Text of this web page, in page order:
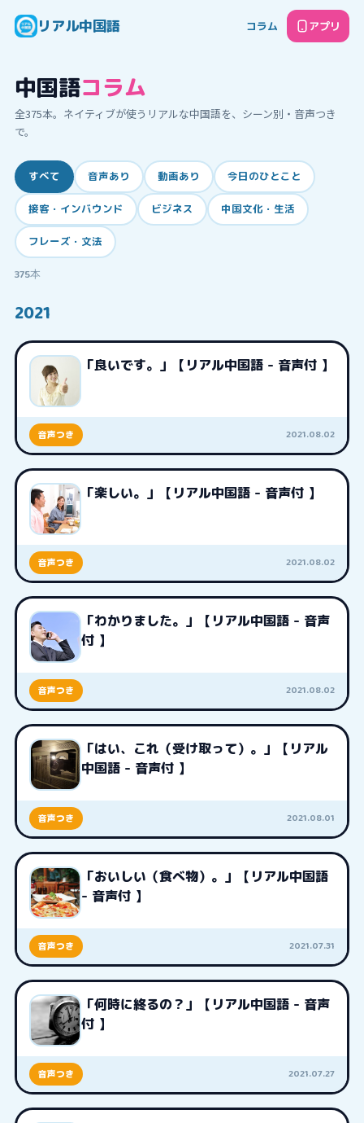
リアル中国語 コラム アプリ
中国語コラム
全375本。ネイティブが使うリアルな中国語を、シーン別・音声つき
で。
すべて 音声あり 動画あり 今日のひとこと
接客・インバウンド ビジネス 中国文化・生活
フレーズ・文法
375本
2021
「良いです。」【リアル中国語 - 音声付 】
音声つき 2021.08.02
「楽しい。」【リアル中国語 - 音声付 】
音声つき 2021.08.02
「わかりました。」【リアル中国語 - 音声
付 】
音声つき 2021.08.02
「はい、これ（受け取って）。」【リアル
中国語 - 音声付 】
音声つき 2021.08.01
「おいしい（食べ物）。」【リアル中国語
- 音声付 】
音声つき 2021.07.31
「何時に終るの？」【リアル中国語 - 音声
付 】
音声つき 2021.07.27